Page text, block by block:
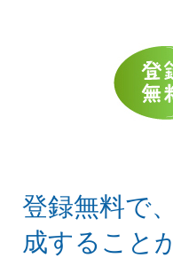
登録無料で
成すること